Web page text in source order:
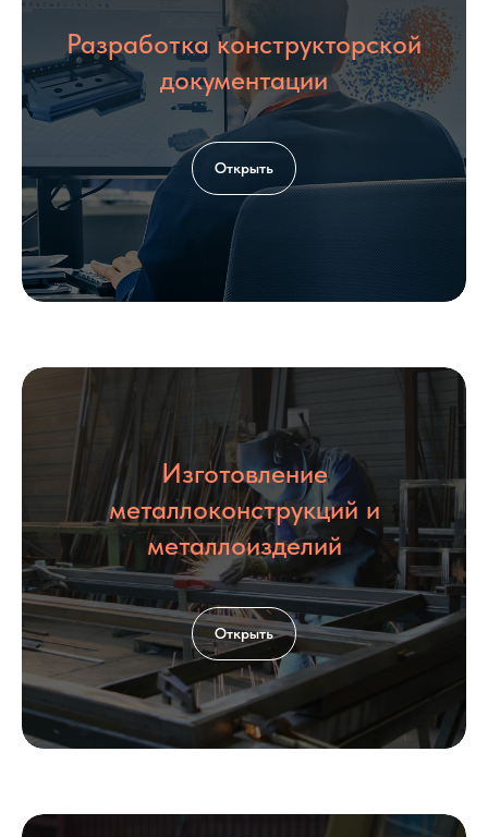
Разработка конструкторской
документации
Открыть
Изготовление
металлоконструкций и
металлоизделий
Открыть
+7 999 000-00-00
Загрузить файл со сметой
Согласен с политикой
обработки
персональных данных
Оставить заявку
КОНТАКТЫ